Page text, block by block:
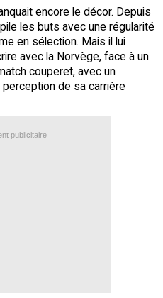
encore le décor. Depuis
les buts avec une régularité
en sélection. Mais il lui
avec la Norvège, face à un
couperet, avec un
de sa carrière
publicitaire